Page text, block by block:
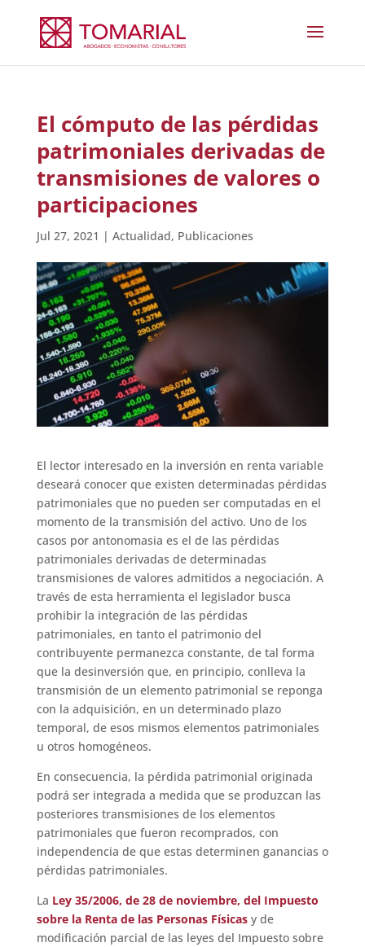
El cómputo de las pérdidas
patrimoniales derivadas de
transmisiones de valores o
participaciones
Jul 27, 2021 | Actualidad, Publicaciones
El lector interesado en la inversión en renta variable
deseará conocer que existen determinadas pérdidas
patrimoniales que no pueden ser computadas en el
momento de la transmisión del activo. Uno de los
casos por antonomasia es el de las pérdidas
patrimoniales derivadas de determinadas
transmisiones de valores admitidos a negociación. A
través de esta herramienta el legislador busca
prohibir la integración de las pérdidas
patrimoniales, en tanto el patrimonio del
contribuyente permanezca constante, de tal forma
que la desinversión que, en principio, conlleva la
transmisión de un elemento patrimonial se reponga
con la adquisición, en un determinado plazo
temporal, de esos mismos elementos patrimoniales
u otros homogéneos.
En consecuencia, la pérdida patrimonial originada
podrá ser integrada a medida que se produzcan las
posteriores transmisiones de los elementos
patrimoniales que fueron recomprados, con
independencia de que estas determinen ganancias o
pérdidas patrimoniales.
La Ley 35/2006, de 28 de noviembre, del Impuesto
sobre la Renta de las Personas Físicasy de
modificación parcial de las leyes del Impuesto sobre